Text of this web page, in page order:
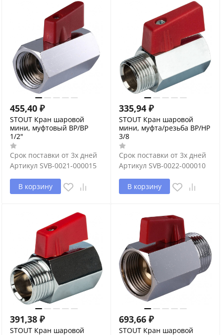
455,40 ₽
STOUT Кран шаровой
мини, муфтовый ВР/ВР
1/2"
Срок поставки от 3х дней
Артикул SVB-0021-000015
В корзину
335,94 ₽
STOUT Кран шаровой
мини, муфта/резьба ВР/НР
3/8
Срок поставки от 3х дней
Артикул SVB-0022-000010
В корзину
391,38 ₽
STOUT Кран шаровой
693,66 ₽
STOUT Кран шаровой